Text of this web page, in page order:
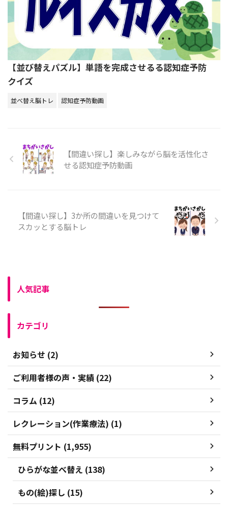
【並び替えパズル】単語を完成させるる認知症予防
クイズ
並べ替え脳トレ 認知症予防動画
【間違い探し】楽しみながら脳を活性化さ
せる認知症予防動画
【間違い探し】3か所の間違いを見つけて
スカッとする脳トレ
人気記事
カテゴリ
お知らせ (2)
ご利用者様の声・実績 (22)
コラム (12)
レクレーション(作業療法) (1)
無料プリント (1,955)
ひらがな並べ替え (138)
もの(絵)探し (15)